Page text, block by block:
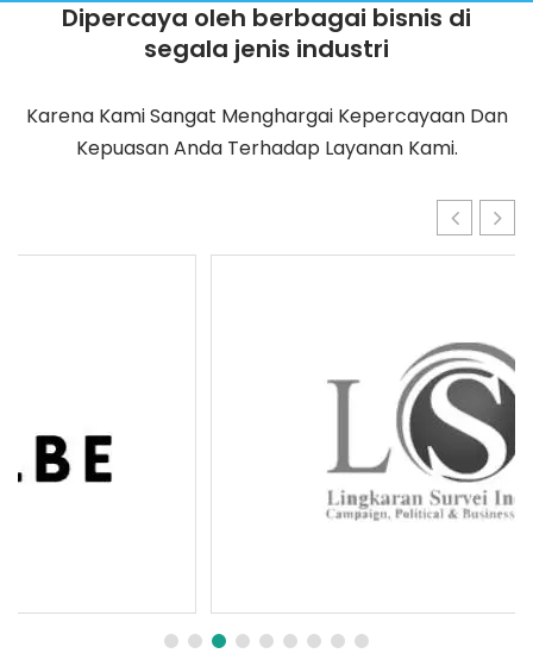
Dipercaya oleh berbagai bisnis di
segala jenis industri
Karena Kami Sangat Menghargai Kepercayaan Dan
Kepuasan Anda Terhadap Layanan Kami.